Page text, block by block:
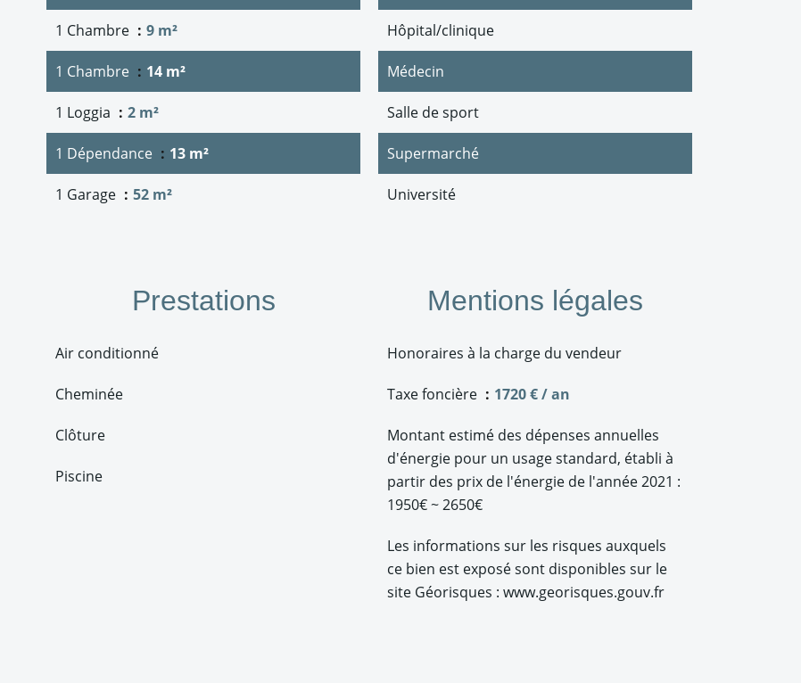
1 Chambre 9 m²
1 Chambre 14 m²
1 Loggia 2 m²
1 Dépendance 13 m²
1 Garage 52 m²
Hôpital/clinique
Médecin
Salle de sport
Supermarché
Université
Prestations
Air conditionné
Cheminée
Clôture
Piscine
Mentions légales
Honoraires à la charge du vendeur
Taxe foncière 1720 € / an
Montant estimé des dépenses annuelles
d'énergie pour un usage standard, établi à
partir des prix de l'énergie de l'année 2021 :
1950€ ~ 2650€
Les informations sur les risques auxquels
ce bien est exposé sont disponibles sur le
site Géorisques : www.georisques.gouv.fr